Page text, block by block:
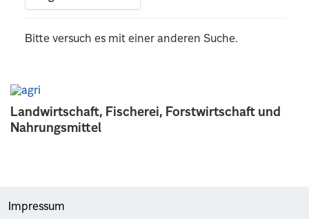
Landwirtschaft, Fischerei, Forstwirtschaft und
Nahrungsmittel
Bitte versuch es mit einer anderen Suche.
Impressum